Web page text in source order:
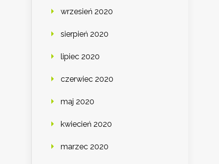
wrzesień 2020
sierpień 2020
lipiec 2020
czerwiec 2020
maj 2020
kwiecień 2020
marzec 2020